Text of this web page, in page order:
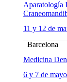
Aparatología
11 y 12 de
Barcelona
Medicina
6 y 7 de